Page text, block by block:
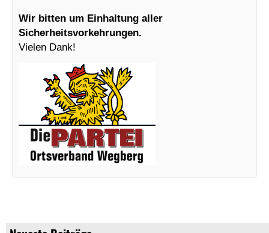
Wir bitten um Einhaltung aller
Sicherheitsvorkehrungen.
Vielen Dank!